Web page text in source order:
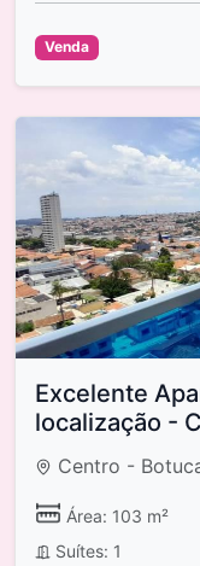
Venda
Excelente
localização -
Centro -
Área: 103 m²
Suítes: 1